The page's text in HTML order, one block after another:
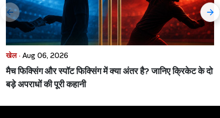
खेल · Aug 06, 2026
मैच फिक्सिंग और स्पॉट फिक्सिंग में क्या अंतर है? जानिए क्रिकेट के दो
बड़े अपराधों की पूरी कहानी